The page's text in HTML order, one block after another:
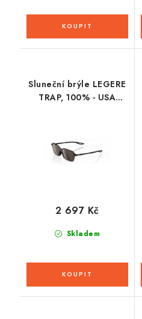
Sluneční brýle LEGERE
TRAP, 100% - USA
Skladem
2 697 Kč